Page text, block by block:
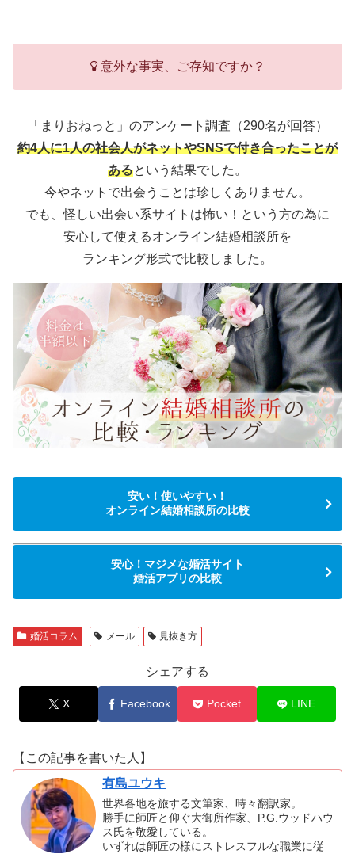
意外な事実、ご存知ですか？
「まりおねっと」のアンケート調査（290名が回答）
約4人に1人の社会人がネットやSNSで付き合ったことが
あるという結果でした。
今やネットで出会うことは珍しくありません。
でも、怪しい出会い系サイトは怖い！という方の為に
安心して使えるオンライン結婚相談所を
ランキング形式で比較しました。
安い！使いやすい！
オンライン結婚相談所の比較
安心！マジメな婚活サイト
婚活アプリの比較
婚活コラム メール 見抜き方
シェアする
X Facebook Pocket LINE
【この記事を書いた人】
有島ユウキ
世界各地を旅する文筆家、時々翻訳家。
勝手に師匠と仰ぐ大御所作家、P.G.ウッドハウ
ス氏を敬愛している。
いずれは師匠の様にストレスフルな職業に従